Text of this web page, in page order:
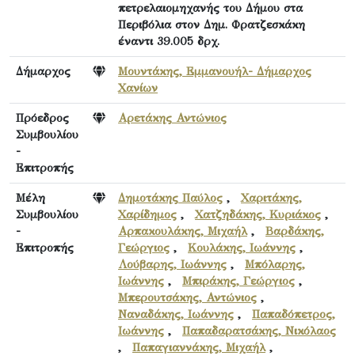
πετρελαιομηχανής του Δήμου στα
Περιβόλια στον Δημ. Φρατζεσκάκη
έναντι 39.005 δρχ.
Δήμαρχος
Μουντάκης, Εμμανουήλ- Δήμαρχος
Χανίων
Πρόεδρος
Συμβουλίου
-
Επιτροπής
Αρετάκης Αντώνιος
Μέλη
Συμβουλίου
-
Επιτροπής
Δημοτάκης Παύλος ,Χαριτάκης,
Χαρίδημος ,Χατζηδάκης, Κυριάκος ,
Αρπακουλάκης, Μιχαήλ, Βαρδάκης,
Γεώργιος , Κουλάκης, Ιωάννης ,
Λούβαρης, Ιωάννης , Μπόλαρης,
Ιωάννης , Μπιράκης, Γεώργιος ,
Μπερουτσάκης, Αντώνιος ,
Ναναδάκης, Ιωάννης , Παπαδόπετρος,
Ιωάννης , Παπαδαρατσάκης, Νικόλαος
, Παπαγιαννάκης, Μιχαήλ,